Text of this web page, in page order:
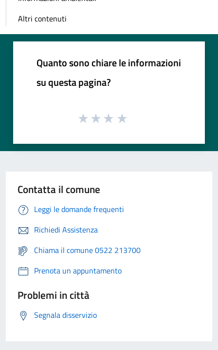
Altri contenuti
Quanto sono chiare le informazioni
su questa pagina?
Contatta il comune
Leggi le domande frequenti
Richiedi Assistenza
Chiama il comune 0522 213700
Prenota un appuntamento
Problemi in città
Segnala disservizio